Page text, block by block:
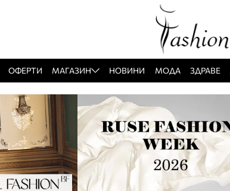
ОФЕРТИ МАГАЗИН НОВИНИ МОДА ЗДРАВЕ